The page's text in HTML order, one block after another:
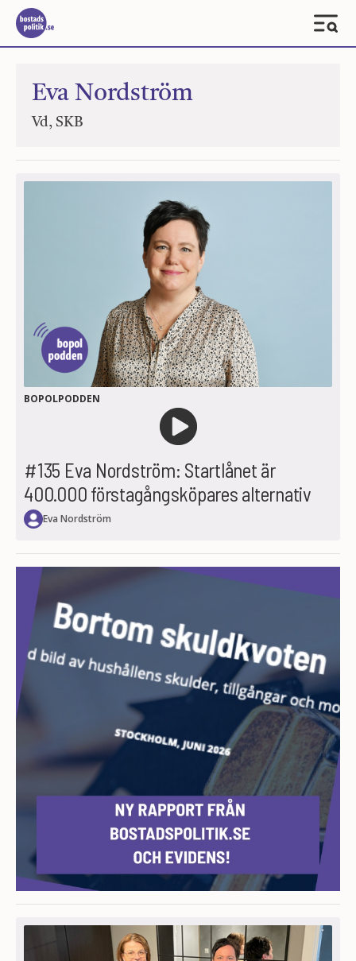
Eva Nordström
Vd, SKB
BOPOLPODDEN
#135 Eva Nordström: Startlånet är
400.000 förstagångsköpares alternativ
Eva Nordström